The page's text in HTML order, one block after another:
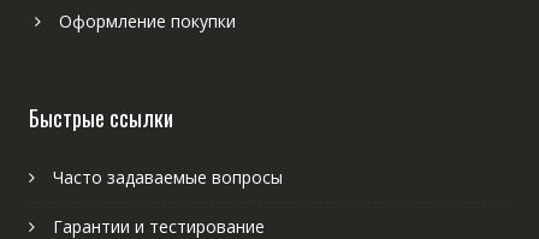
Оформление покупки
Быстрые ссылки
Часто задаваемые вопросы
Гарантии и тестирование